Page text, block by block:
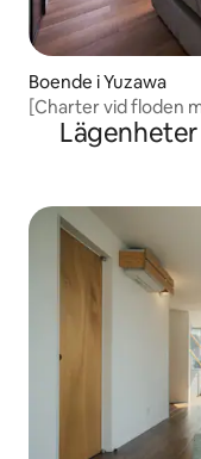
Boende i Yuzawa
[Charter vid floden
Echigo-Yuzawa-